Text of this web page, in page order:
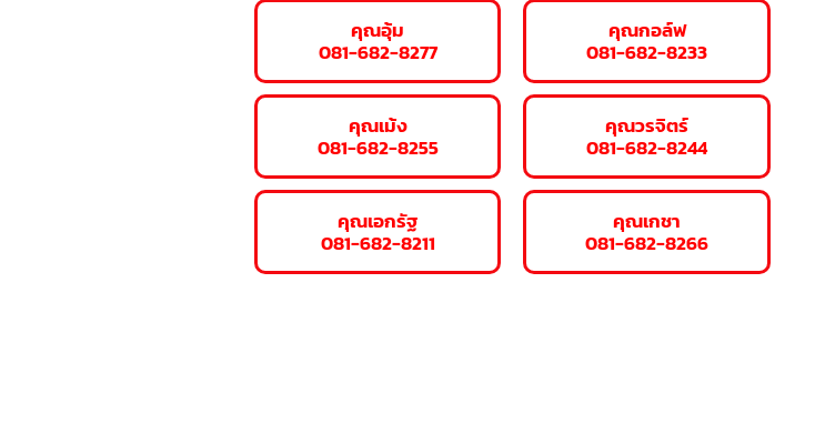
คุณอุ้ม
081-682-8277
คุณเม้ง
081-682-8255
คุณเอกรัฐ
081-682-8211
คุณกอล์ฟ
081-682-8233
คุณวรจิตร์
081-682-8244
คุณเกชา
081-682-8266